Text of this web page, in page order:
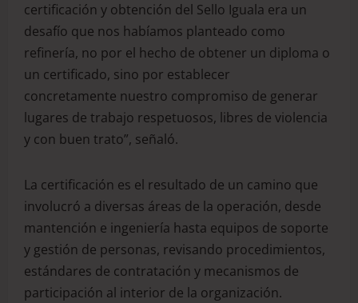
certificación y obtención del Sello Iguala era un
desafío que nos habíamos planteado como
refinería, no por el hecho de obtener un diploma o
un certificado, sino por establecer
concretamente nuestro compromiso de generar
lugares de trabajo respetuosos, libres de violencia
y con buen trato”, señaló.
La certificación es el resultado de un camino que
involucró a diversas áreas de la operación, desde
mantención e ingeniería hasta equipos de soporte
y gestión de personas, revisando procedimientos,
estándares de contratación y mecanismos de
participación al interior de la organización.